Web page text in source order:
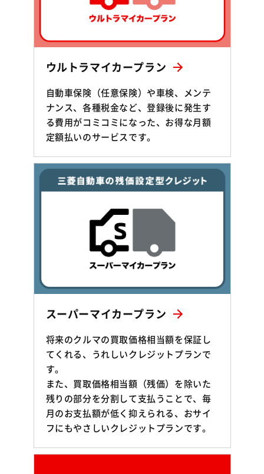
ウルトラマイカープラン
自動車保険（任意保険）や車検、メンテ
ナンス、各種税金など、登録後に発生す
る費用がコミコミになった、お得な月額
定額払いのサービスです。
スーパーマイカープラン
将来のクルマの買取価格相当額を保証し
てくれる、うれしいクレジットプランで
す。
また、買取価格相当額（残価）を除いた
残りの部分を分割して支払うことで、毎
月のお支払額が低く抑えられる、おサイ
フにもやさしいクレジットプランです。